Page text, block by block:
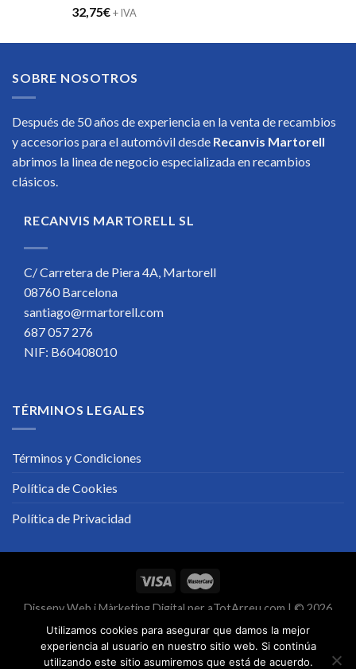
32,75€+ IVA
SOBRE NOSOTROS
Después de 50 años de experiencia en la venta de recambios
y accesorios para el automóvil desde Recanvis Martorell
abrimos la linea de negocio especializada en recambios
clásicos.
RECANVIS MARTORELL SL
C/ Carretera de Piera 4A, Martorell
08760 Barcelona
santiago@rmartorell.com
687 057 276
NIF: B60408010
TÉRMINOS LEGALES
Términos y Condiciones
Política de Cookies
Política de Privacidad
Disseny Web iMàrketing Digital per aTotArreu.com | © 2026
Utilizamos cookies para asegurar que damos la mejor
experiencia al usuario en nuestro sitio web. Si continúa
utilizando este sitio asumiremos que está de acuerdo.